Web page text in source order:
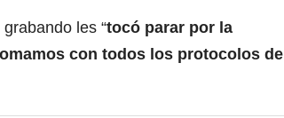
les “tocó parar por la
con todos los protocolos de